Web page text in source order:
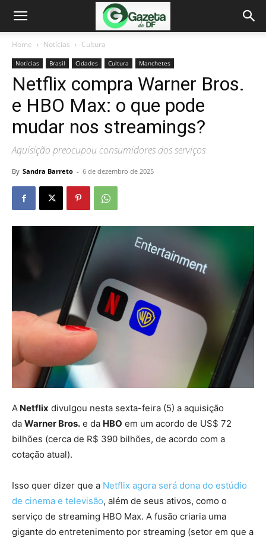
Home Notícias Cultura
Notícias Brasil Cidades Cultura Manchetes
Netflix compra Warner Bros.
e HBO Max: o que pode
mudar nos streamings?
Aquisição preocupou consumidores dos serviços
By Sandra Barreto - 6 de dezembro de 2025
A Netflix divulgou nesta sexta-feira (5) a aquisição
da Warner Bros. e da HBO em um acordo de US$ 72
bilhões (cerca de R$ 390 bilhões, de acordo com a
cotação atual).
Isso quer dizer que a Netflix agora será dona do estúdio
de cinema e televisão, além de seus ativos, como o
serviço de streaming HBO Max. A fusão criaria uma
gigante do entretenimento por streaming (setor em que a